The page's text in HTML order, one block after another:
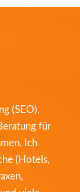
(SEO),
für
Ich
(Hotels,